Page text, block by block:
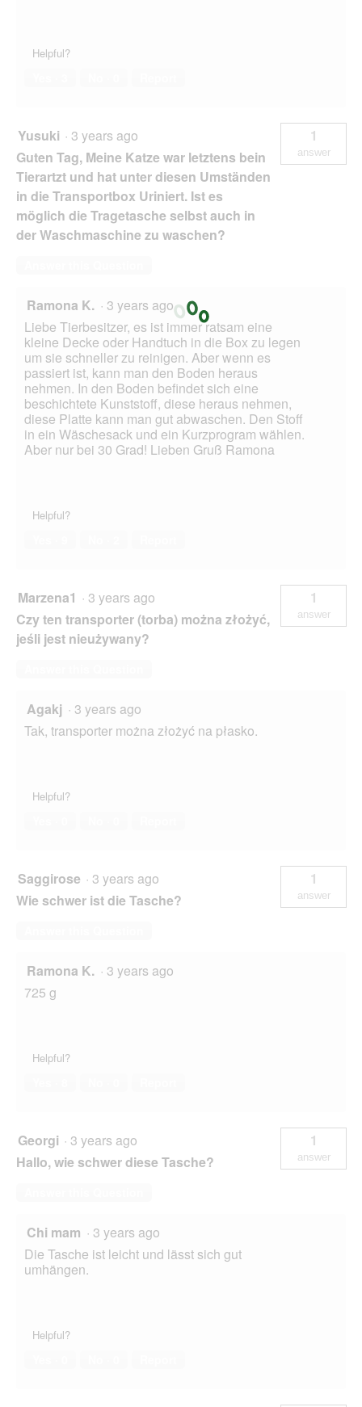
Helpful?
Yusuki · 3 years ago
Guten Tag, Meine Katze war letztens bein
Tierartzt und hat unter diesen Umständen
in die Transportbox Uriniert. Ist es
möglich die Tragetasche selbst auch in
der Waschmaschine zu waschen?
1
answer
Ramona K. · 3 years ago
Liebe Tierbesitzer, es ist immer ratsam eine
kleine Decke oder Handtuch in die Box zu legen
um sie schneller zu reinigen. Aber wenn es
passiert ist, kann man den Boden heraus
nehmen. In den Boden befindet sich eine
beschichtete Kunststoff, diese heraus nehmen,
diese Platte kann man gut abwaschen. Den Stoff
in ein Wäschesack und ein Kurzprogram wählen.
Aber nur bei 30 Grad! Lieben Gruß Ramona
Helpful?
Marzena1 · 3 years ago
Czy ten transporter (torba) można złożyć,
jeśli jest nieużywany?
1
answer
Agakj · 3 years ago
Tak, transporter można złożyć na płasko.
Helpful?
Saggirose · 3 years ago
Wie schwer ist die Tasche?
1
answer
Ramona K. · 3 years ago
725 g
Helpful?
Georgi · 3 years ago
Hallo, wie schwer diese Tasche?
1
answer
Chi mam · 3 years ago
Die Tasche ist leicht und lässt sich gut
umhängen.
Helpful?